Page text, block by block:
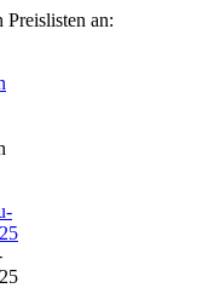
Preislisten an: